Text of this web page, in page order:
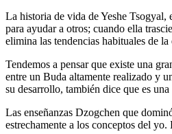
La historia de vida de Yeshe Tsogyal,
para ayudar a otros; cuando ella
elimina las tendencias habituales de
Tendemos a pensar que existe una
entre un Buda altamente realizado y
su desarrollo, también dice que es
Las enseñanzas Dzogchen que
estrechamente a los conceptos del